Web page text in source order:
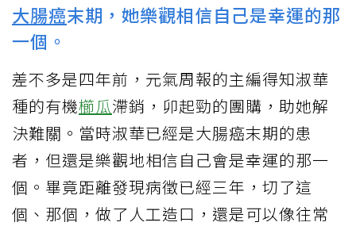
大腸癌末期，她樂觀相信自己是幸運的那
一個。
差不多是四年前，元氣周報的主編得知淑華
種的有機櫛瓜滯銷，卯起勁的團購，助她解
決難關。當時淑華已經是大腸癌末期的患
者，但還是樂觀地相信自己會是幸運的那一
個。畢竟距離發現病徵已經三年，切了這
個、那個，做了人工造口，還是可以像往常